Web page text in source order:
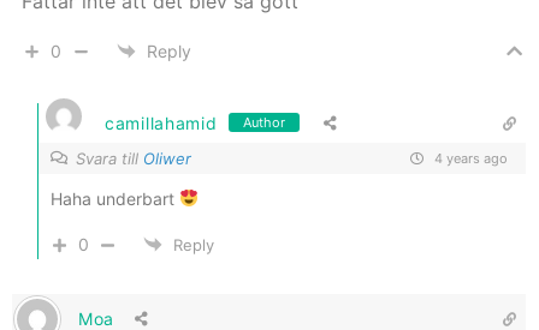
0 Reply
camillahamid Author
Svara till Oliwer 4 years ago
Haha underbart
0 Reply
Moa